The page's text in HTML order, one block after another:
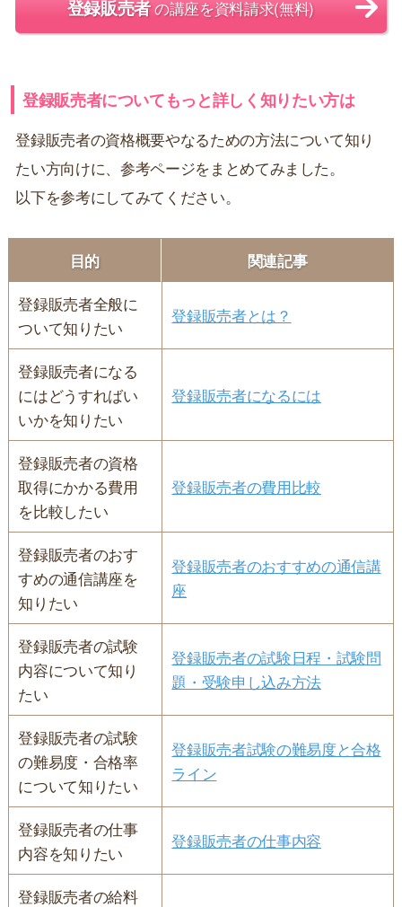
登録販売者の講座を資料請求(無料)
登録販売者についてもっと詳しく知りたい方は
登録販売者の資格概要やなるための方法について知り
たい方向けに、参考ページをまとめてみました。
以下を参考にしてみてください。
目的
関連記事
登録販売者全般に
ついて知りたい
登録販売者とは？
登録販売者になる
にはどうすればい
いかを知りたい
登録販売者になるには
登録販売者の資格
取得にかかる費用
を比較したい
登録販売者の費用比較
登録販売者のおす
すめの通信講座を
知りたい
登録販売者のおすすめの通信講
座
登録販売者の試験
内容について知り
たい
登録販売者の試験日程・試験問
題・受験申し込み方法
登録販売者の試験
の難易度・合格率
について知りたい
登録販売者試験の難易度と合格
ライン
登録販売者の仕事
内容を知りたい
登録販売者の仕事内容
登録販売者の給料